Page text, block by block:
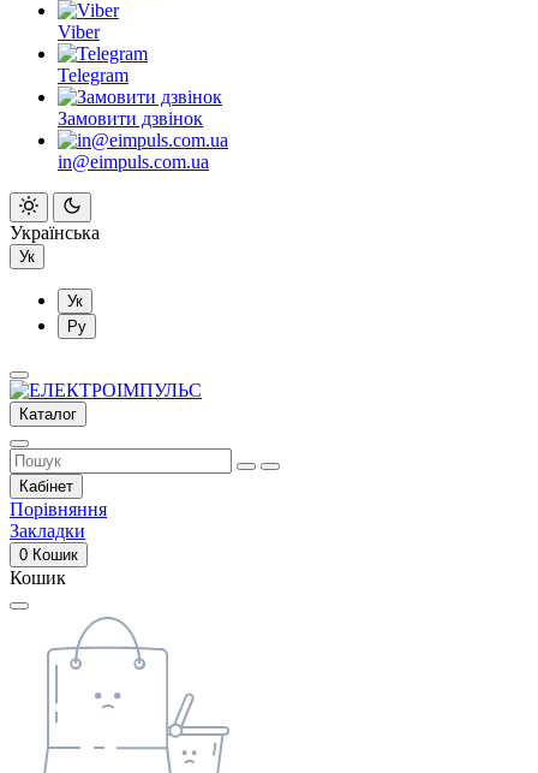
Viber
Telegram
Замовити дзвінок
in@eimpuls.com.ua
Українська
Ук
Ук
Ру
Каталог
Кабінет
Порівняння
Закладки
0 Кошик
Кошик